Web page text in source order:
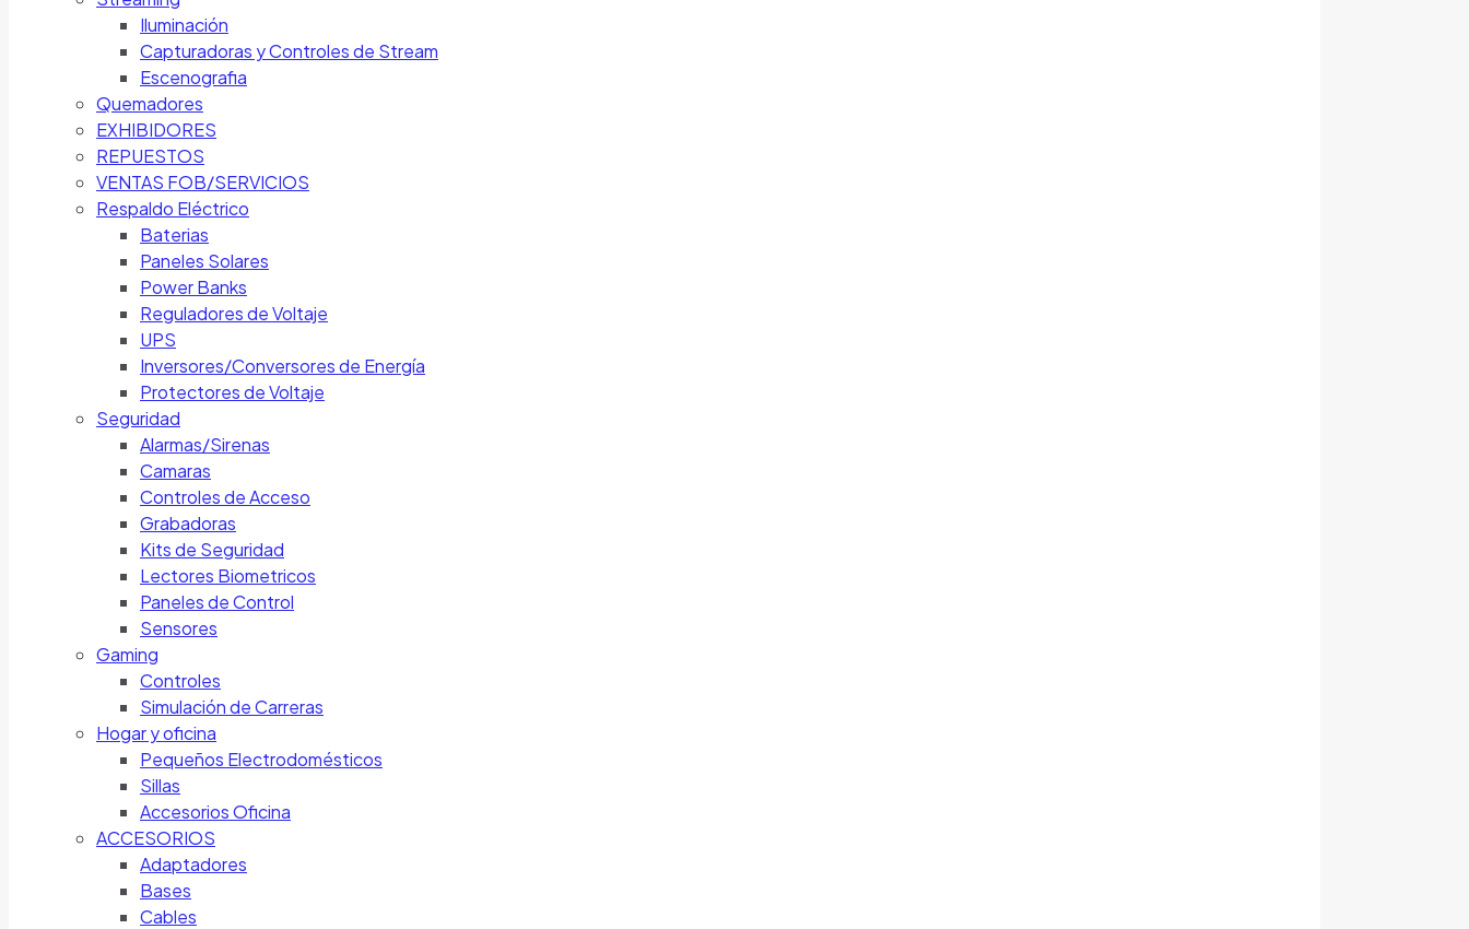
Iluminación
Capturadoras y Controles de Stream
Escenografia
Quemadores
EXHIBIDORES
REPUESTOS
VENTAS FOB/SERVICIOS
Respaldo Eléctrico
Baterias
Paneles Solares
Power Banks
Reguladores de Voltaje
UPS
Inversores/Conversores de Energía
Protectores de Voltaje
Seguridad
Alarmas/Sirenas
Camaras
Controles de Acceso
Grabadoras
Kits de Seguridad
Lectores Biometricos
Paneles de Control
Sensores
Gaming
Controles
Simulación de Carreras
Hogar y oficina
Pequeños Electrodomésticos
Sillas
Accesorios Oficina
ACCESORIOS
Adaptadores
Bases
Cables